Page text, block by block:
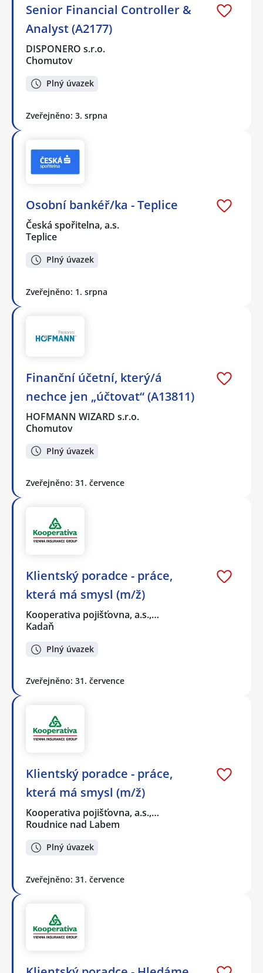
Senior Financial Controller &
Analyst (A2177)
DISPONERO s.r.o.
Chomutov
Plný úvazek
Zveřejněno: 3. srpna
Osobní bankéř/ka - Teplice
Česká spořitelna, a.s.
Teplice
Plný úvazek
Zveřejněno: 1. srpna
Finanční účetní, který/á
nechce jen „účtovat“ (A13811)
HOFMANN WIZARD s.r.o.
Chomutov
Plný úvazek
Zveřejněno: 31. července
Klientský poradce - práce,
která má smysl (m/ž)
Kooperativa pojišťovna, a.s.,…
Kadaň
Plný úvazek
Zveřejněno: 31. července
Klientský poradce - práce,
která má smysl (m/ž)
Kooperativa pojišťovna, a.s.,…
Roudnice nad Labem
Plný úvazek
Zveřejněno: 31. července